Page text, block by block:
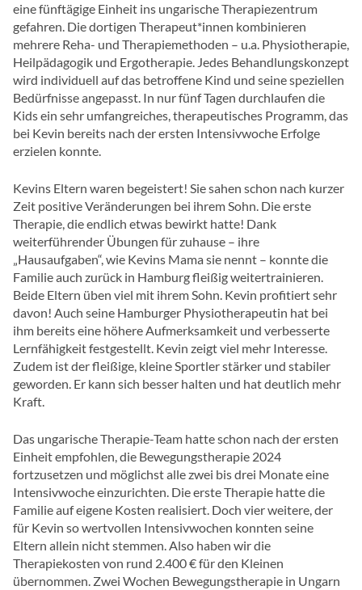
eine fünftägige Einheit ins ungarische Therapiezentrum
gefahren. Die dortigen Therapeut*innen kombinieren
mehrere Reha- und Therapiemethoden – u.a. Physiotherapie,
Heilpädagogik und Ergotherapie. Jedes Behandlungskonzept
wird individuell auf das betroffene Kind und seine speziellen
Bedürfnisse angepasst. In nur fünf Tagen durchlaufen die
Kids ein sehr umfangreiches, therapeutisches Programm, das
bei Kevin bereits nach der ersten Intensivwoche Erfolge
erzielen konnte.
Kevins Eltern waren begeistert! Sie sahen schon nach kurzer
Zeit positive Veränderungen bei ihrem Sohn. Die erste
Therapie, die endlich etwas bewirkt hatte! Dank
weiterführender Übungen für zuhause – ihre
„Hausaufgaben“, wie Kevins Mama sie nennt – konnte die
Familie auch zurück in Hamburg fleißig weitertrainieren.
Beide Eltern üben viel mit ihrem Sohn. Kevin profitiert sehr
davon! Auch seine Hamburger Physiotherapeutin hat bei
ihm bereits eine höhere Aufmerksamkeit und verbesserte
Lernfähigkeit festgestellt. Kevin zeigt viel mehr Interesse.
Zudem ist der fleißige, kleine Sportler stärker und stabiler
geworden. Er kann sich besser halten und hat deutlich mehr
Kraft.
Das ungarische Therapie-Team hatte schon nach der ersten
Einheit empfohlen, die Bewegungstherapie 2024
fortzusetzen und möglichst alle zwei bis drei Monate eine
Intensivwoche einzurichten. Die erste Therapie hatte die
Familie auf eigene Kosten realisiert. Doch vier weitere, der
für Kevin so wertvollen Intensivwochen konnten seine
Eltern allein nicht stemmen. Also haben wir die
Therapiekosten von rund 2.400 € für den Kleinen
übernommen. Zwei Wochen Bewegungstherapie in Ungarn